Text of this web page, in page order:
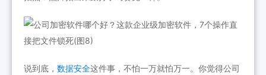
说到底， 数据安全这件事，不怕一万就怕万一。你觉得公司